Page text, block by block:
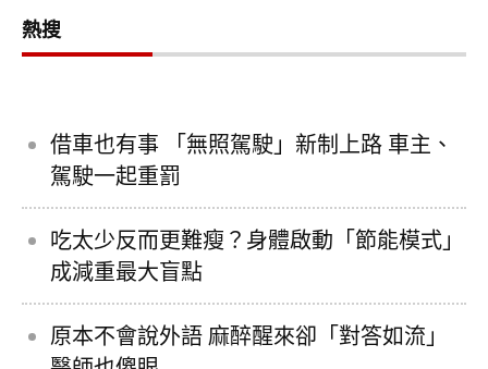
熱搜
借車也有事 「無照駕駛」新制上路 車主、
駕駛一起重罰
吃太少反而更難瘦？身體啟動「節能模式」
成減重最大盲點
原本不會說外語 麻醉醒來卻「對答如流」